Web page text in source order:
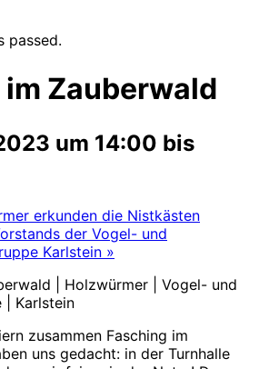
passed.
Zauberwald
um 14:00 bis
erkunden die Nistkästen
der Vogel- und
Karlstein »
zusammen Fasching im
uns gedacht: in der Turnhalle